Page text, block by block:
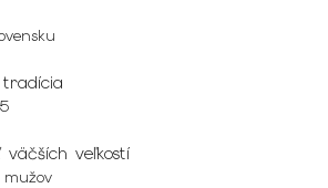
väčších veľkostí